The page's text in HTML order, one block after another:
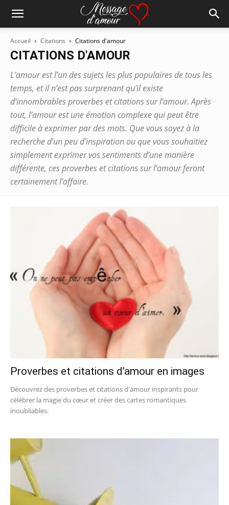
Accueil Citations Citations d'amour
CITATIONS D'AMOUR
L’amour est l’un des sujets les plus populaires de tous les
temps, et il n’est pas surprenant qu’il existe
d’innombrables proverbes et citations sur l’amour. Après
tout, l’amour est une émotion complexe qui peut être
difficile à exprimer par des mots. Que vous soyez à la
recherche d’un peu d’inspiration ou que vous souhaitiez
simplement exprimer vos sentiments d’une manière
différente, ces proverbes et citations sur l’amour feront
certainement l’affaire.
Proverbes et citations d’amour en images
Découvrez des proverbes et citations d'amour inspirants pour
célébrer la magie du cœur et créer des cartes romantiques
inoubliables.